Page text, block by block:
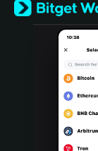
Türkçe
Italiano
Português
Bahasa Indonesia